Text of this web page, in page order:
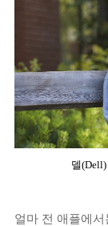
델
얼마 전 애플에